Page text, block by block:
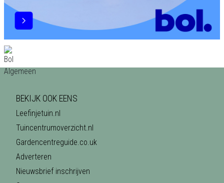
BEKIJK OOK EENS
Leefinjetuin.nl
Tuincentrumoverzicht.nl
Gardencentreguide.co.uk
Adverteren
Nieuwsbrief inschrijven